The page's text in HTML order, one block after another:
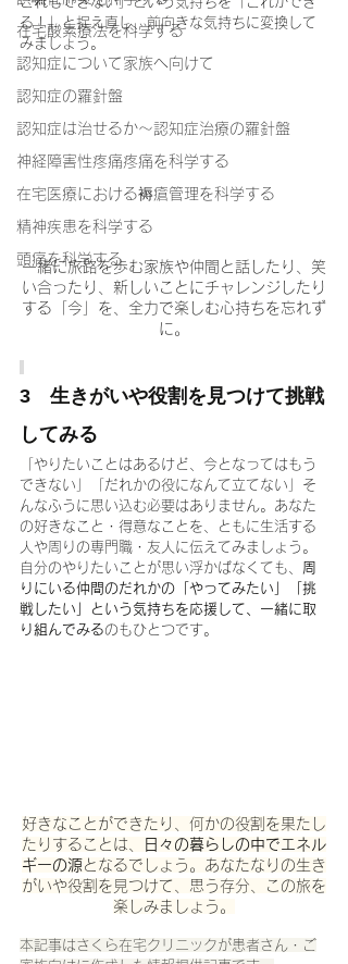
在宅酸素療法を科学する
認知症について家族へ向けて
認知症の羅針盤
認知症は治せるか～認知症治療の羅針盤
神経障害性疼痛疼痛を科学する
在宅医療における褥瘡管理を科学する
精神疾患を科学する
頭痛を科学する
る！」と捉え直し、前向きな気持ちに変換して
みましょう。
一緒に旅路を歩む家族や仲間と話したり、笑
い合ったり、新しいことにチャレンジしたり
する「今」を、全力で楽しむ心持ちを忘れず
に。
3　生きがいや役割を見つけて挑戦
してみる
「やりたいことはあるけど、今となってはもう
できない」「だれかの役になんて立てない」そ
んなふうに思い込む必要はありません。あなた
の好きなこと・得意なことを、ともに生活する
人や周りの専門職・友人に伝えてみましょう。
自分のやりたいことが思い浮かばなくても、 周
りにいる仲間のだれかの「やってみたい」「挑
戦したい」という気持ちを応援して、一緒に取
り組んでみるのもひとつです。
好きなことができたり、何かの役割を果たし
たりすることは、
日々の暮らしの中でエネル
ギーの源 となるでしょう。あなたなりの生き
がいや役割を見つけて、思う存分、この旅を
楽しみましょう。
本記事はさくら在宅クリニックが患者さん・ご